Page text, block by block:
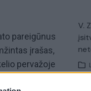
pareigūnus
įrašas,
pervažoje
įrašas
V.